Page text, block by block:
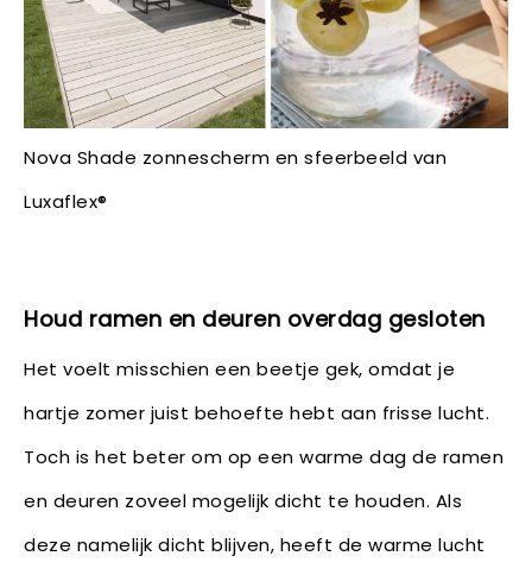
Nova Shade zonnescherm en sfeerbeeld van
Luxaflex®
Houd ramen en deuren overdag gesloten
Het voelt misschien een beetje gek, omdat je
hartje zomer juist behoefte hebt aan frisse lucht.
Toch is het beter om op een warme dag de ramen
en deuren zoveel mogelijk dicht te houden. Als
deze namelijk dicht blijven, heeft de warme lucht